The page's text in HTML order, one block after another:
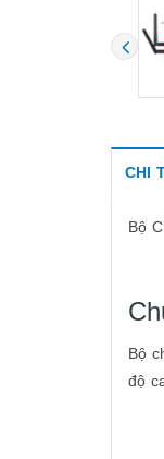
CHI
Bộ
Bộ
độ